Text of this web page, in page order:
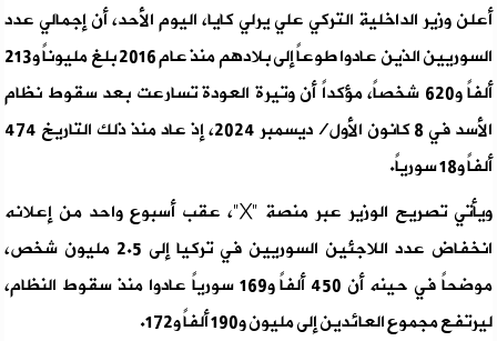
أعلن وزير الداخلية التركي علي يرلي كايا، اليوم الأحد، أن إجمالي عدد
السوريين الذين عادوا طوعاً إلى بلادهم منذ عام 2016 بلغ مليوناً و213
ألفاً و620 شخصاً، مؤكداً أن وتيرة العودة تسارعت بعد سقوط نظام
الأسد في 8 كانون الأول/ديسمبر 2024، إذ عاد منذ ذلك التاريخ 474
ألفاً و18 سورياً.
ويأتي تصريح الوزير عبر منصة "X"، عقب أسبوع واحد من إعلانه
انخفاض عدد اللاجئين السوريين في تركيا إلى 2.5 مليون شخص،
موضحاً في حينه أن 450 ألفاً و169 سورياً عادوا منذ سقوط النظام،
ليرتفع مجموع العائدين إلى مليون و190 ألفاً و172.